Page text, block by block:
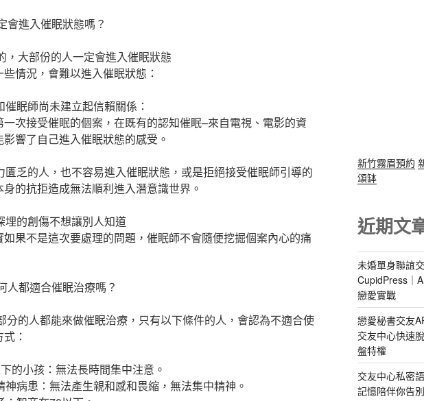
會進入催眠狀態嗎？
，大部份的人一定會進入催眠狀態
些情況，會難以進入催眠狀態：
催眠師尚未建立起信賴關係：
一次接受催眠的個案，在既有的認知催眠–來自電視、電影的資
響了自己進入催眠狀態的感受。
匱乏的人，也不容易進入催眠狀態，或是拒絕接受催眠師引導的
的抗拒造成無法順利進入潛意識世界。
埋的創傷不想讓別人知道
如果不是這次要處理的問題，催眠師不會隨便挖掘個案內心的痛
人都適合催眠治療嗎？
分的人都能來做催眠治療，只有以下條件的人，會認為不適合使
：
的小孩：無法長時間集中注意。
神病患：無法產生親和感和畏縮，無法集中精神。
新竹霧眉預約
頌缽
近期文
未婚單身聯誼
CupidPress｜
戀愛實戰
戀愛秘書交友
交友中心快速
盤特權
交友中心私密
記憶陪伴你告